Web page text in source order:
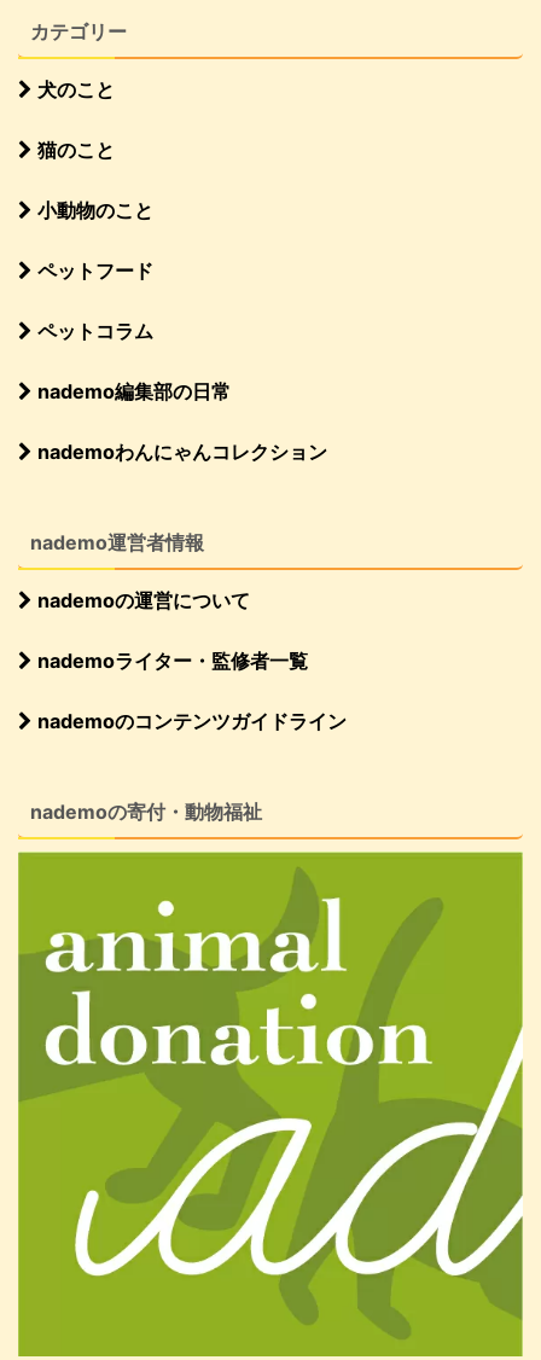
カテゴリー
犬のこと
猫のこと
小動物のこと
ペットフード
ペットコラム
nademo編集部の日常
nademoわんにゃんコレクション
nademo運営者情報
nademoの運営について
nademoライター・監修者一覧
nademoのコンテンツガイドライン
nademoの寄付・動物福祉